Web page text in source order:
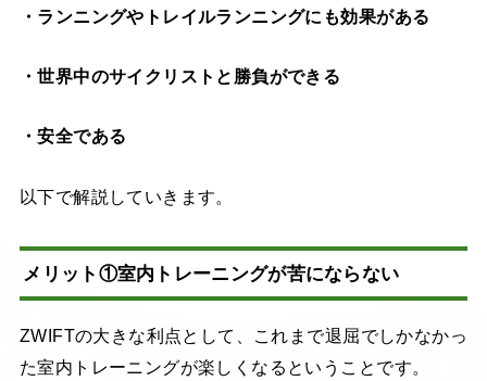
・ランニングやトレイルランニングにも効果がある
・世界中のサイクリストと勝負ができる
・安全である
以下で解説していきます。
メリット①室内トレーニングが苦にならない
ZWIFTの大きな利点として、これまで退屈でしかなかっ
た室内トレーニングが楽しくなるということです。